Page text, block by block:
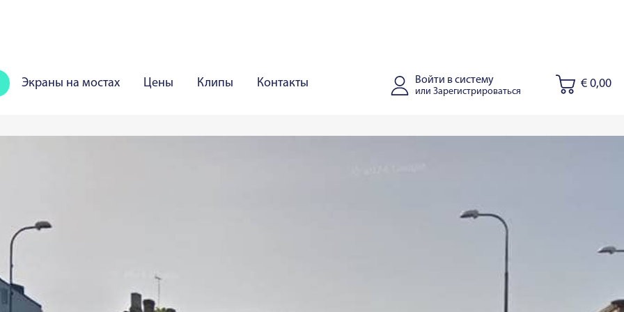
Экраны на мостах Цены Клипы Контакты Войти в систему
или Зарегистрироваться
€ 0,00